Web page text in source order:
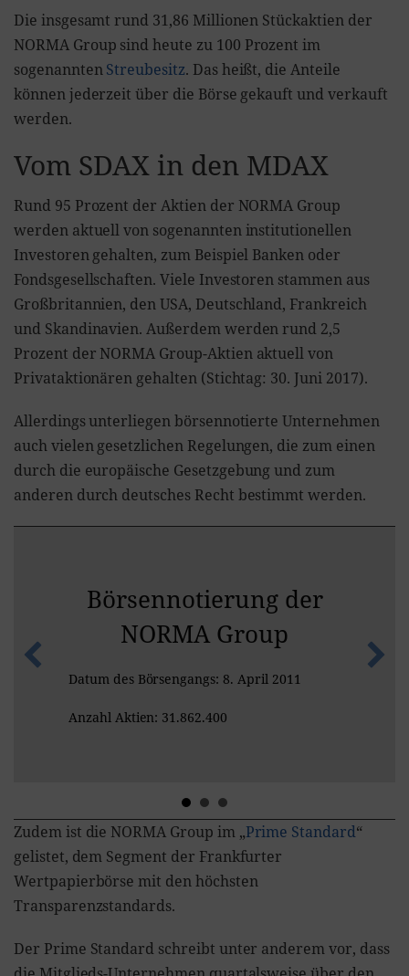
Die insgesamt rund 31,86 Millionen Stückaktien der
NORMA Group sind heute zu 100 Prozent im
sogenanntenStreubesitz. Das heißt, die Anteile
können jederzeit über die Börse gekauft und verkauft
werden.
Vom SDAX in den MDAX
Rund 95 Prozent der Aktien der NORMA Group
werden aktuell von sogenannten institutionellen
Investoren gehalten, zum Beispiel Banken oder
Fondsgesellschaften. Viele Investoren stammen aus
Großbritannien, den USA, Deutschland, Frankreich
und Skandinavien. Außerdem werden rund 2,5
Prozent der NORMA Group-Aktien aktuell von
Privataktionären gehalten (Stichtag: 30. Juni 2017).
Allerdings unterliegen börsennotierte Unternehmen
auch vielen gesetzlichen Regelungen, die zum einen
durch die europäische Gesetzgebung und zum
anderen durch deutsches Recht bestimmt werden.
Börsennotierung der
NORMA Group
Datum des Börsengangs: 8. April 2011
Anzahl Aktien: 31.862.400
Zudem ist die NORMA Group im „Prime Standard“
gelistet, dem Segment der Frankfurter
Wertpapierbörse mit den höchsten
Transparenzstandards.
Der Prime Standard schreibt unter anderem vor, dass